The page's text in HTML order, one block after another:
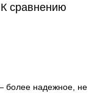
К сравнению
более надежное, не